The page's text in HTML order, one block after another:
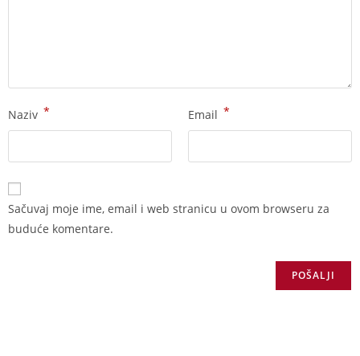
Naziv * Email *
Sačuvaj moje ime, email i web stranicu u ovom browseru za
buduće komentare.